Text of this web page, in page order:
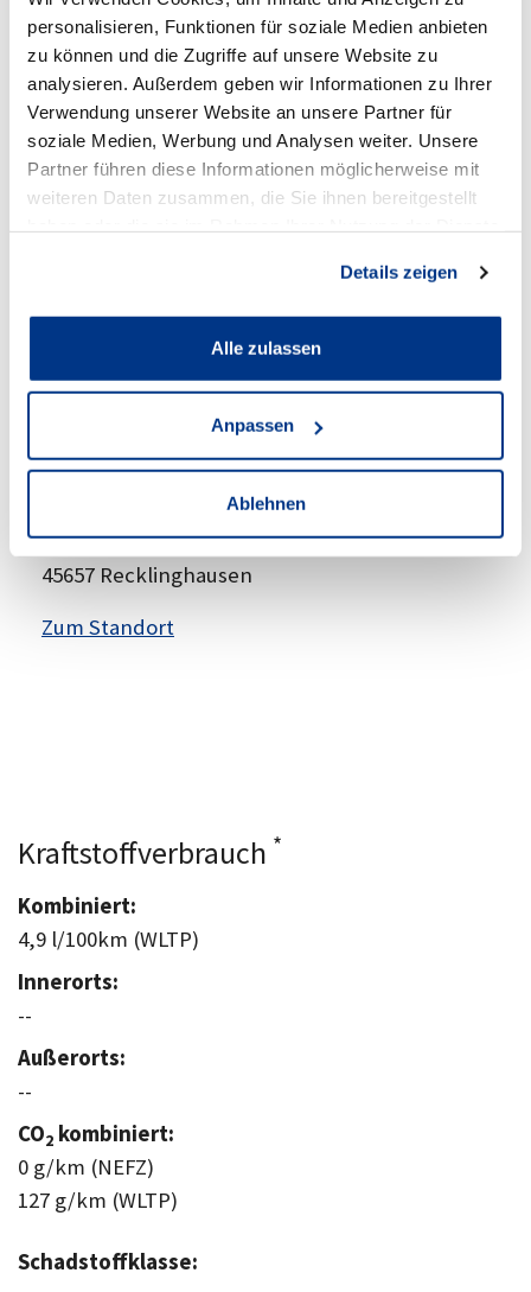
personalisieren, Funktionen für soziale Medien anbieten
zu können und die Zugriffe auf unsere Website zu
analysieren. Außerdem geben wir Informationen zu Ihrer
Verwendung unserer Website an unsere Partner für
soziale Medien, Werbung und Analysen weiter. Unsere
Partner führen diese Informationen möglicherweise mit
weiteren Daten zusammen, die Sie ihnen bereitgestellt
Details zeigen
Alle zulassen
Anpassen
Ablehnen
Standort
Hubertusstraße 32-34
45657 Recklinghausen
Zum Standort
Kraftstoffverbrauch *
Kombiniert:
4,9 l/100km (WLTP)
Innerorts:
--
Außerorts:
--
CO2 kombiniert:
0 g/km (NEFZ)
127 g/km (WLTP)
Schadstoffklasse: